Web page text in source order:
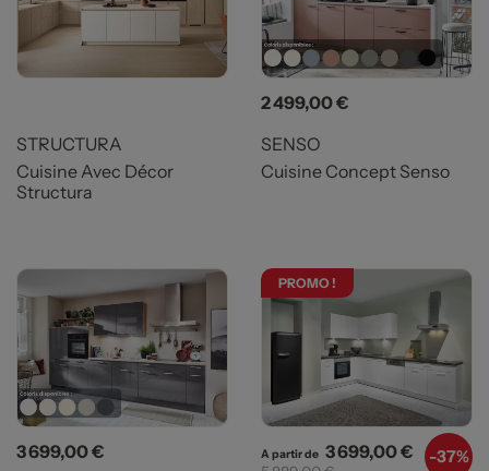
STRUCTURA
Cuisine Avec Décor
Structura
Prix
2 499,00 €
SENSO
Cuisine Concept Senso
Prix
3 699,00 €
PROMO !
-37%
A partir de Prix
3 699,00 € Prix de